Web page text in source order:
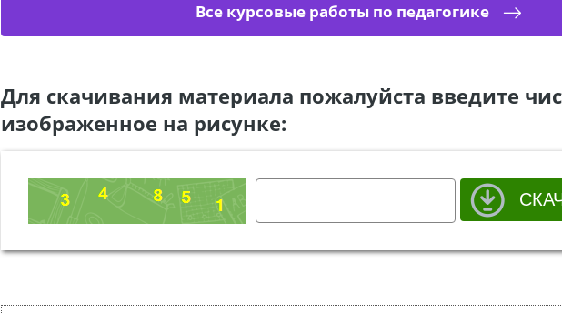
Все курсовые работы по педагогике
Для скачивания материала пожалуйста введите
изображенное на рисунке: